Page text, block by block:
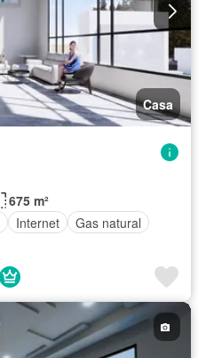
Casa
675 m²
Internet
Gas natural